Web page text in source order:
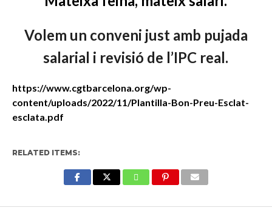
Volem un conveni just amb pujada
salarial i revisió de l’IPC real.
https://www.cgtbarcelona.org/wp-
content/uploads/2022/11/Plantilla-Bon-Preu-Esclat-
esclata.pdf
RELATED ITEMS: